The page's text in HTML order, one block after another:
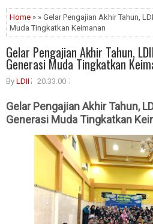
Home » » Gelar Pengajian Akhir Tahun,
Muda Tingkatkan Keimanan
Gelar Pengajian Akhir Tahun,
Generasi Muda Tingkatkan
By LDII 20.33.00
Gelar Pengajian Akhir Tahun,
Generasi Muda Tingkatkan